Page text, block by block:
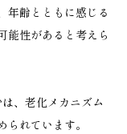
年齢とともに感じる
能性があると考えら
、老化メカニズム
れています。